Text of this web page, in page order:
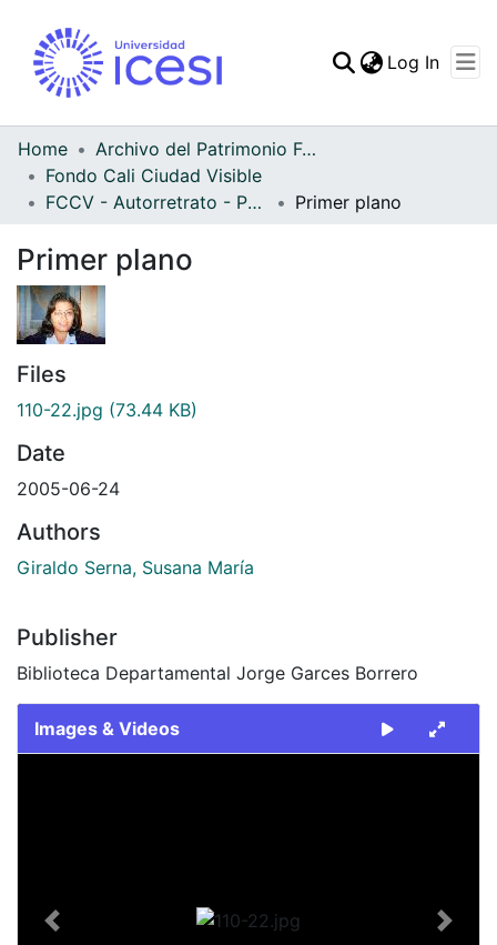
Log In
Home
Archivo del Patrimonio Fotográfico y Fílmico del Valle del Cauca
Fondo Cali Ciudad Visible
FCCV - Autorretrato - Patrimonial
Primer plano
Primer plano
Files
110-22.jpg (73.44 KB)
Date
2005-06-24
Authors
Giraldo Serna, Susana María
Publisher
Biblioteca Departamental Jorge Garces Borrero
Images & Videos
Previous Next